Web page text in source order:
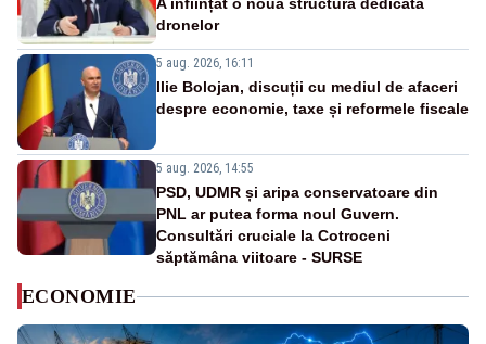
dronelor
5 aug. 2026, 16:11
Ilie Bolojan, discuții cu mediul de afaceri
despre economie, taxe și reformele fiscale
5 aug. 2026, 14:55
PSD, UDMR și aripa conservatoare din
PNL ar putea forma noul Guvern.
Consultări cruciale la Cotroceni
săptămâna viitoare - SURSE
ECONOMIE